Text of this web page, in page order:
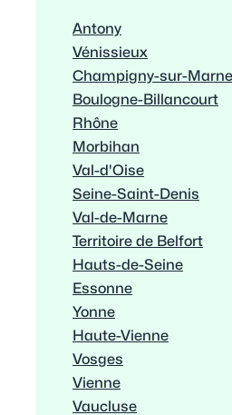
Antony
Vénissieux
Champigny-sur-Marne
Boulogne-Billancourt
Rhône
Morbihan
Val-d'Oise
Seine-Saint-Denis
Val-de-Marne
Territoire de Belfort
Hauts-de-Seine
Essonne
Yonne
Haute-Vienne
Vosges
Vienne
Vaucluse